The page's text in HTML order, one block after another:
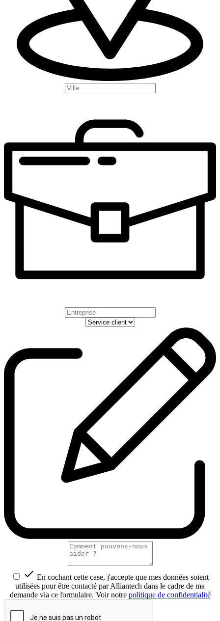
 En cochant cette case, j'accepte que mes données soient
utilisées pour être contacté par Alliantech dans le cadre de ma
demande via ce formulaire. Voir notre politique de confidentialité